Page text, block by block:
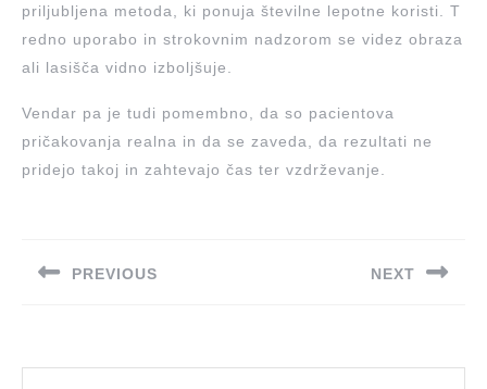
priljubljena metoda, ki ponuja številne lepotne koristi. T
redno uporabo in strokovnim nadzorom se videz obraza
ali lasišča vidno izboljšuje.
Vendar pa je tudi pomembno, da so pacientova
pričakovanja realna in da se zaveda, da rezultati ne
pridejo takoj in zahtevajo čas ter vzdrževanje.
PREVIOUS NEXT